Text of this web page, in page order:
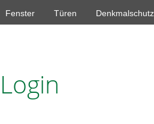
Fenster Türen Denkmalschutz
Login